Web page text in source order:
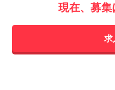
現在、募
求